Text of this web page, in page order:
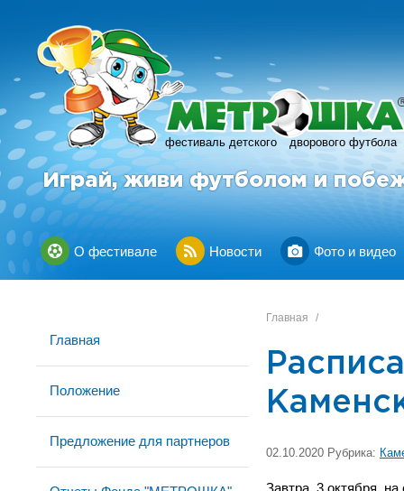
фестиваль детского дворового футбола
R
Играй, живи футболом и
О фестивале Новости Фото и видео
Главная
Положение
Предложение для партнеров
Главная /
02.10.2020 Рубрика:
Завтра, 3 октября,